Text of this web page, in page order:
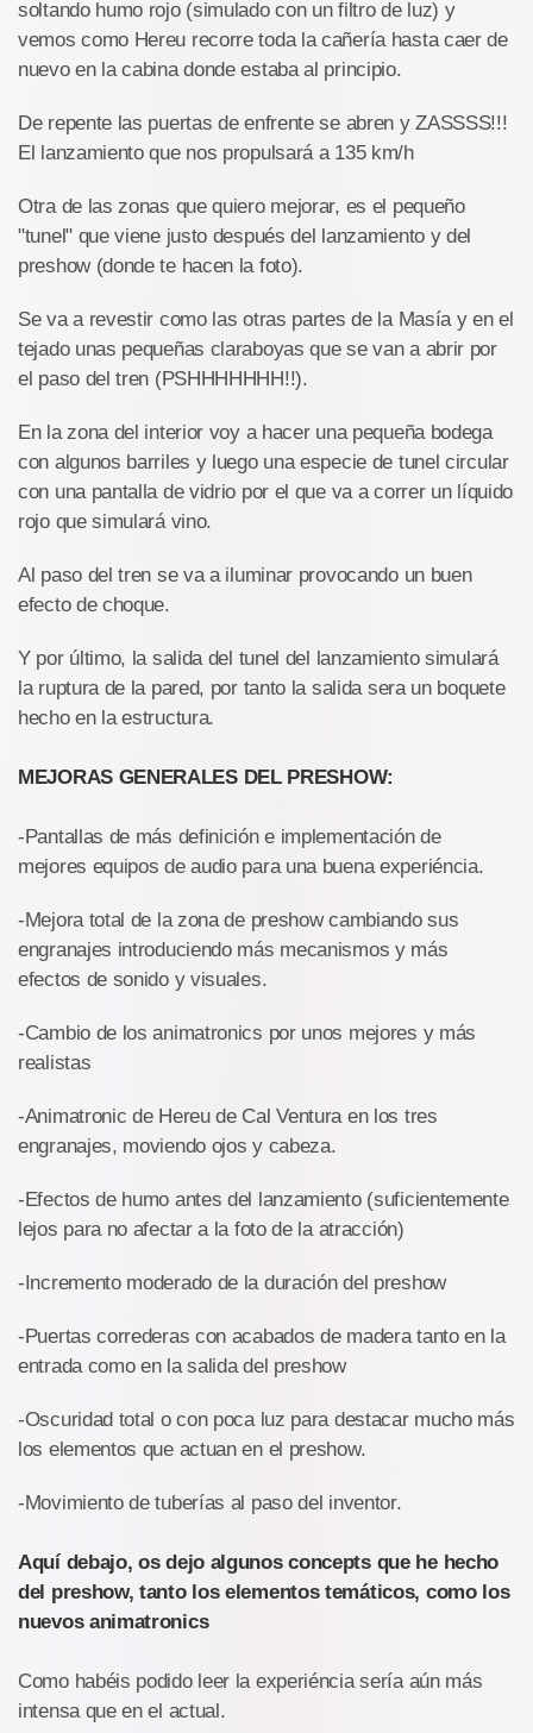
soltando humo rojo (simulado con un filtro de luz) y
vemos como Hereu recorre toda la cañería hasta caer de
nuevo en la cabina donde estaba al principio.
De repente las puertas de enfrente se abren y ZASSSS!!!
El lanzamiento que nos propulsará a 135 km/h
Otra de las zonas que quiero mejorar, es el pequeño
"tunel" que viene justo después del lanzamiento y del
preshow (donde te hacen la foto).
Se va a revestir como las otras partes de la Masía y en el
tejado unas pequeñas claraboyas que se van a abrir por
el paso del tren (PSHHHHHHH!!).
En la zona del interior voy a hacer una pequeña bodega
con algunos barriles y luego una especie de tunel circular
con una pantalla de vidrio por el que va a correr un líquido
rojo que simulará vino.
Al paso del tren se va a iluminar provocando un buen
efecto de choque.
Y por último, la salida del tunel del lanzamiento simulará
la ruptura de la pared, por tanto la salida sera un boquete
hecho en la estructura.
MEJORAS GENERALES DEL PRESHOW:
-Pantallas de más definición e implementación de
mejores equipos de audio para una buena experiéncia.
-Mejora total de la zona de preshow cambiando sus
engranajes introduciendo más mecanismos y más
efectos de sonido y visuales.
-Cambio de los animatronics por unos mejores y más
realistas
-Animatronic de Hereu de Cal Ventura en los tres
engranajes, moviendo ojos y cabeza.
-Efectos de humo antes del lanzamiento (suficientemente
lejos para no afectar a la foto de la atracción)
-Incremento moderado de la duración del preshow
-Puertas correderas con acabados de madera tanto en la
entrada como en la salida del preshow
-Oscuridad total o con poca luz para destacar mucho más
los elementos que actuan en el preshow.
-Movimiento de tuberías al paso del inventor.
Aquí debajo, os dejo algunos concepts que he hecho
del preshow, tanto los elementos temáticos, como los
nuevos animatronics
Como habéis podido leer la experiéncia sería aún más
intensa que en el actual.